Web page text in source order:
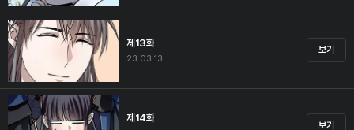
제13화
23.03.13
보기
제14화
보기